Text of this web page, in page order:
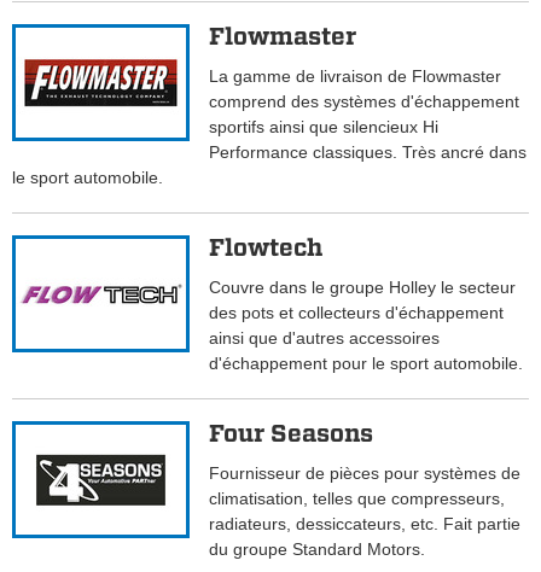
Flowmaster
La gamme de livraison de Flowmaster
comprend des systèmes d'échappement
sportifs ainsi que silencieux Hi
Performance classiques. Très ancré dans
le sport automobile.
Flowtech
Couvre dans le groupe Holley le secteur
des pots et collecteurs d'échappement
ainsi que d'autres accessoires
d'échappement pour le sport automobile.
Four Seasons
Fournisseur de pièces pour systèmes de
climatisation, telles que compresseurs,
radiateurs, dessiccateurs, etc. Fait partie
du groupe Standard Motors.